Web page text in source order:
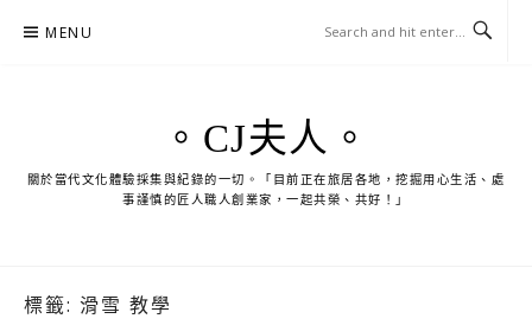
MENU
。CJ夫人。
關於當代文化體驗採集與紀錄的一切。「目前正在旅居各地，挖掘用心生活、處
事謹慎的匠人職人創業家，一起共榮、共好！」
標籤: 滑雪 教學